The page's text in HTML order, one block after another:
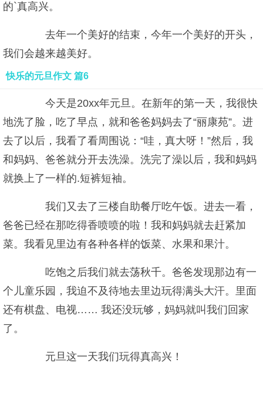
的`真高兴。
去年一个美好的结束，今年一个美好的开头，
我们会越来越美好。
快乐的元旦作文 篇6
今天是20xx年元旦。在新年的第一天，我很快
地洗了脸，吃了早点，就和爸爸妈妈去了“丽康苑”。进
去了以后，我看了看周围说：“哇，真大呀！”然后，我
和妈妈、爸爸就分开去洗澡。洗完了澡以后，我和妈妈
就换上了一样的.短裤短袖。
我们又去了三楼自助餐厅吃午饭。进去一看，
爸爸已经在那吃得香喷喷的啦！我和妈妈就去赶紧加
菜。我看见里边有各种各样的饭菜、水果和果汁。
吃饱之后我们就去荡秋千。爸爸发现那边有一
个儿童乐园，我迫不及待地去里边玩得满头大汗。里面
还有棋盘、电视…… 我还没玩够，妈妈就叫我们回家
了。
元旦这一天我们玩得真高兴！